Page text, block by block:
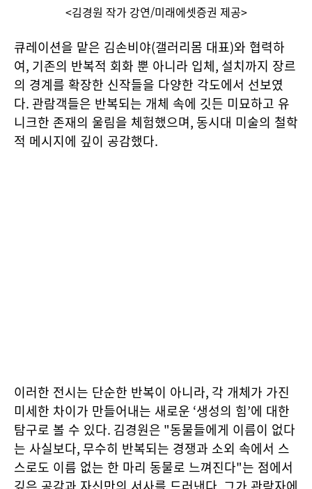
<김경원 작가 강연/미래에셋증권 제공>
큐레이션을 맡은 김손비야(갤러리몸 대표)와 협력하
여, 기존의 반복적 회화 뿐 아니라 입체, 설치까지 장르
의 경계를 확장한 신작들을 다양한 각도에서 선보였
다. 관람객들은 반복되는 개체 속에 깃든 미묘하고 유
니크한 존재의 울림을 체험했으며, 동시대 미술의 철학
적 메시지에 깊이 공감했다.
이러한 전시는 단순한 반복이 아니라, 각 개체가 가진
미세한 차이가 만들어내는 새로운 ‘생성의 힘’에 대한
탐구로 볼 수 있다. 김경원은 "동물들에게 이름이 없다
는 사실보다, 무수히 반복되는 경쟁과 소외 속에서 스
스로도 이름 없는 한 마리 동물로 느껴진다"는 점에서